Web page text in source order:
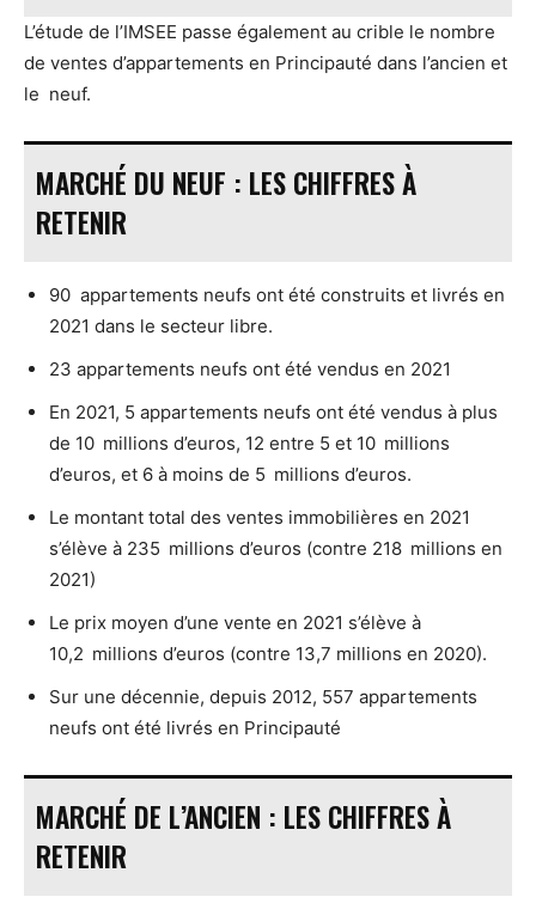
L’étude de l’IMSEE passe également au crible le nombre
de ventes d’appartements en Principauté dans l’ancien et
le neuf.
MARCHÉ DU NEUF : LES CHIFFRES À
RETENIR
90 appartements neufs ont été construits et livrés en
2021 dans le secteur libre.
23 appartements neufs ont été vendus en 2021
En 2021, 5 appartements neufs ont été vendus à plus
de 10 millions d’euros, 12 entre 5 et 10 millions
d’euros, et 6 à moins de 5 millions d’euros.
Le montant total des ventes immobilières en 2021
s’élève à 235 millions d’euros (contre 218 millions en
2021)
Le prix moyen d’une vente en 2021 s’élève à
10,2 millions d’euros (contre 13,7 millions en 2020).
Sur une décennie, depuis 2012, 557 appartements
neufs ont été livrés en Principauté
MARCHÉ DE L’ANCIEN : LES CHIFFRES À
RETENIR